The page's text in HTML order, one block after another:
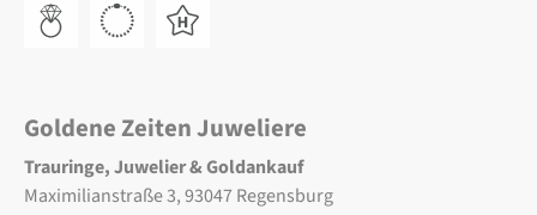
Goldene Zeiten Juweliere
Trauringe, Juwelier & Goldankauf
Maximilianstraße 3, 93047 Regensburg